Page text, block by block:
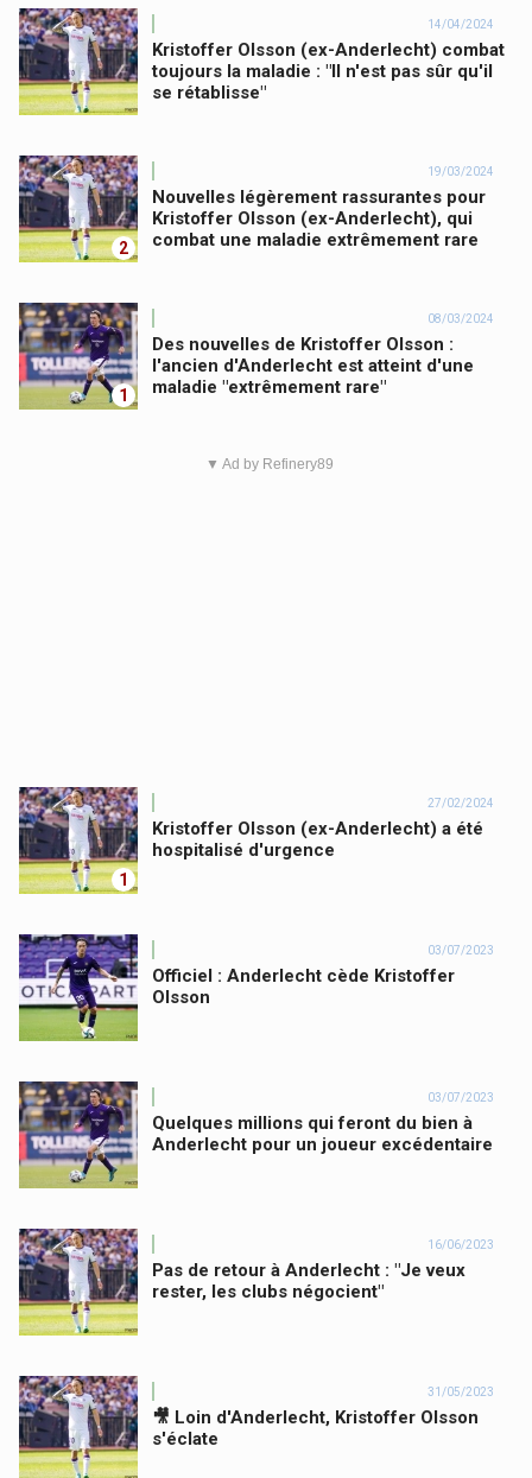
14/04/2024
Kristoffer Olsson (ex-Anderlecht) combat
toujours la maladie : "Il n'est pas sûr qu'il
se rétablisse"
2
19/03/2024
Nouvelles légèrement rassurantes pour
Kristoffer Olsson (ex-Anderlecht), qui
combat une maladie extrêmement rare
1
08/03/2024
Des nouvelles de Kristoffer Olsson :
l'ancien d'Anderlecht est atteint d'une
maladie "extrêmement rare"
▼ Ad by Refinery89
1
27/02/2024
Kristoffer Olsson (ex-Anderlecht) a été
hospitalisé d'urgence
03/07/2023
Officiel : Anderlecht cède Kristoffer
Olsson
03/07/2023
Quelques millions qui feront du bien à
Anderlecht pour un joueur excédentaire
16/06/2023
Pas de retour à Anderlecht : "Je veux
rester, les clubs négocient"
31/05/2023
🎥 Loin d'Anderlecht, Kristoffer Olsson
s'éclate